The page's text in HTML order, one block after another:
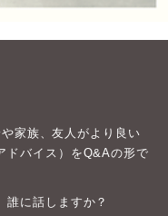
家族、友人がより良い
ドバイス）をQ&Aの形で
誰に話しますか？